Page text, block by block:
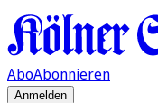
AboAbonnieren
Anmelden